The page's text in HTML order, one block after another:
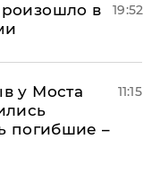
в
19:52
у Моста
погибшие –
11:15